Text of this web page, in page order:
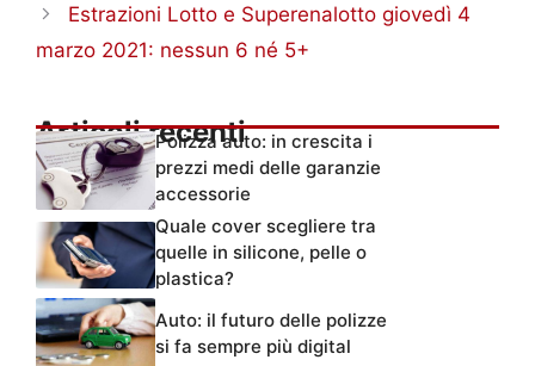
Estrazioni Lotto e Superenalotto giovedì 4
marzo 2021: nessun 6 né 5+
Articoli recentiPolizza auto: in crescita i
prezzi medi delle garanzie
accessorie
Quale cover scegliere tra
quelle in silicone, pelle o
plastica?
Auto: il futuro delle polizze
si fa sempre più digital